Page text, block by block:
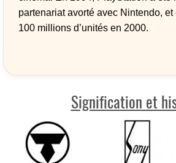
partenariat avorté avec Nintendo,
100 millions d’unités en 2000.
Signification et